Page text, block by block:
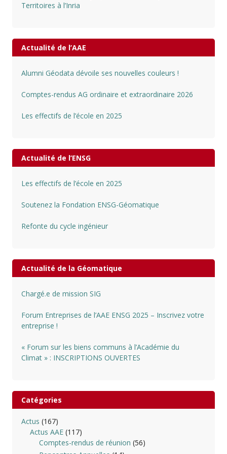
Territoires à l’Inria
Actualité de l’AAE
Alumni Géodata dévoile ses nouvelles couleurs !
Comptes-rendus AG ordinaire et extraordinaire 2026
Les effectifs de l’école en 2025
Actualité de l’ENSG
Les effectifs de l’école en 2025
Soutenez la Fondation ENSG-Géomatique
Refonte du cycle ingénieur
Actualité de la Géomatique
Chargé.e de mission SIG
Forum Entreprises de l’AAE ENSG 2025 – Inscrivez votre
entreprise !
« Forum sur les biens communs à l’Académie du
Climat » : INSCRIPTIONS OUVERTES
Catégories
Actus (167)
Actus AAE (117)
Comptes-rendus de réunion (56)